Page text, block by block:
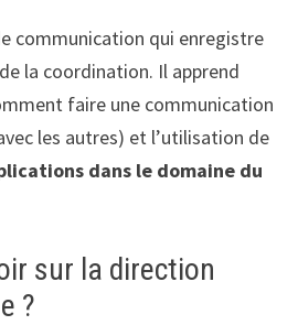
communication qui enregistre
la coordination. Il apprend
faire une communication
les autres) et l’utilisation de
dans le domaine du
sur la direction
?